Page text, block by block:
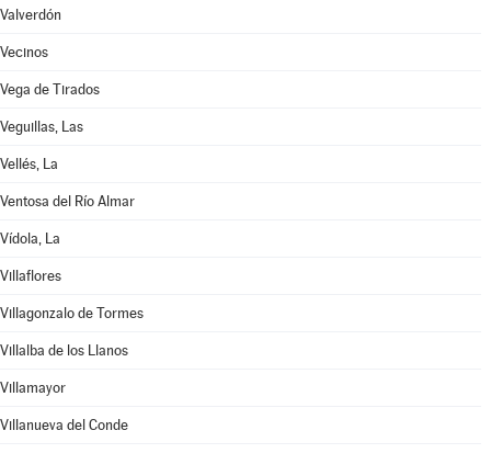
Valverdón
Vecinos
Vega de Tirados
Veguillas, Las
Vellés, La
Ventosa del Río Almar
Vídola, La
Villaflores
Villagonzalo de Tormes
Villalba de los Llanos
Villamayor
Villanueva del Conde